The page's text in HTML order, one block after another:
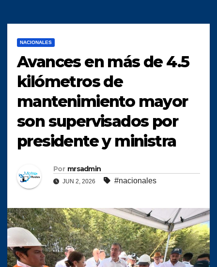
NACIONALES
Avances en más de 4.5
kilómetros de
mantenimiento mayor
son supervisados por
presidente y ministra
Por mrsadmin
JUN 2, 2026 #nacionales